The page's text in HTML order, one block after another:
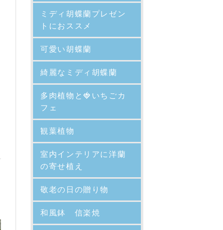
ミディ胡蝶蘭プレゼン
トにおススメ
可愛い胡蝶蘭
綺麗なミディ胡蝶蘭
多肉植物と🍓いちごカ
フェ
観葉植物
室内インテリアに洋蘭
の寄せ植え
敬老の日の贈り物
和風鉢 信楽焼